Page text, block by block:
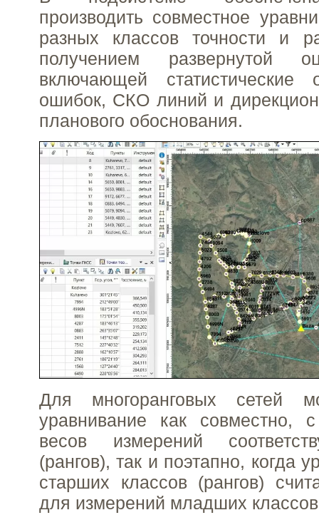
производить совместное
разных классов точности и
получением развернутой
включающей статистические
ошибок, СКО линий и
планового обоснования.
Для многоранговых сетей
уравнивание как совместно,
весов измерений
(рангов), так и поэтапно, когда
старших классов (рангов)
для измерений младших